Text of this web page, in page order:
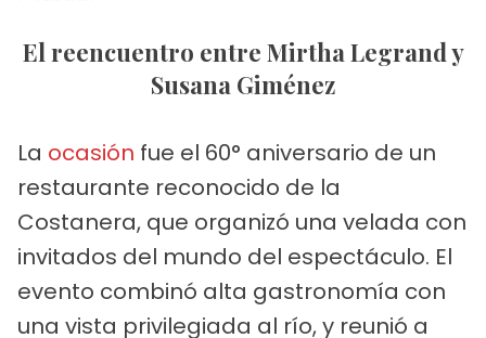
El reencuentro entre Mirtha Legrand y
Susana Giménez
La ocasión fue el 60° aniversario de un
restaurante reconocido de la
Costanera, que organizó una velada con
invitados del mundo del espectáculo. El
evento combinó alta gastronomía con
una vista privilegiada al río, y reunió a